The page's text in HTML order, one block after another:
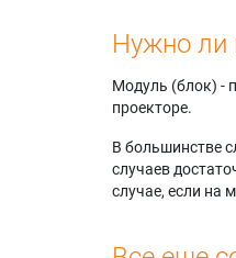
Нужно ли
Модуль (блок) -
проекторе.
В большинстве
случаев
случае, если на